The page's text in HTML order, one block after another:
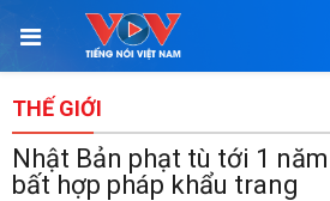
THẾ GIỚI
Nhật Bản phạt tù tới 1
bất hợp pháp khẩu trang